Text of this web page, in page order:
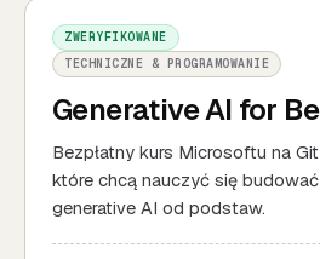
ZWERYFIKOWANE
TECHNICZNE & PROGRAMOWANIE
Generative AI for
Bezpłatny kurs Microsoftu na
które chcą nauczyć się
generative AI od podstaw.